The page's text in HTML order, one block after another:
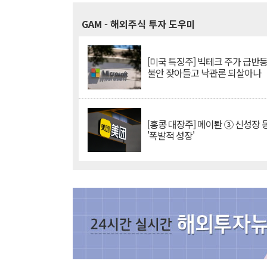
GAM - 해외주식 투자 도우미
[미국 특징주] 빅테크 주가 급반
불안 잦아들고 낙관론 되살아나
[홍콩 대장주] 메이퇀 ③ 신성장
'폭발적 성장'